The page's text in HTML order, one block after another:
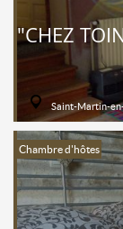
"CHEZ TOINE"
Saint-Martin-
Chambre d'hôtes